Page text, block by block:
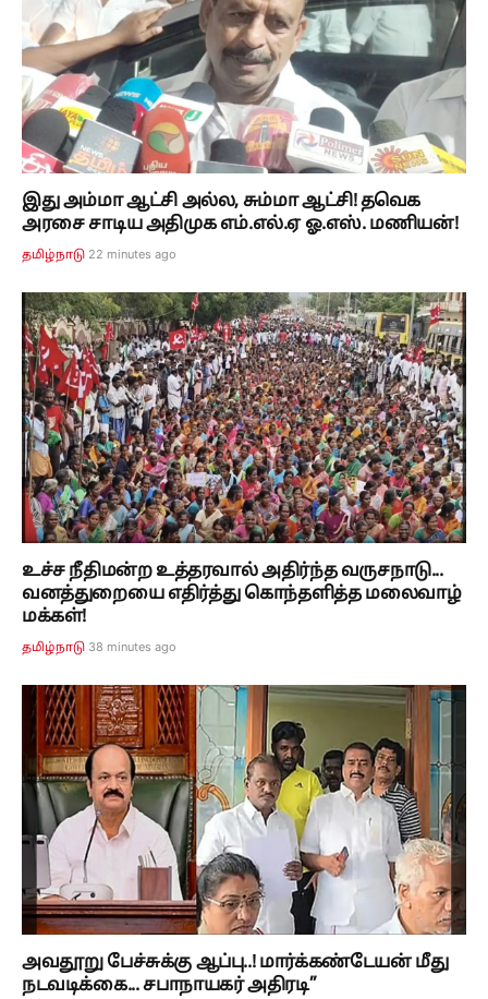
இது அம்மா ஆட்சி அல்ல, சும்மா ஆட்சி! தவெக
அரசை சாடிய அதிமுக எம்.எல்.ஏ ஓ.எஸ். மணியன்!
தமிழ்நாடு 22 minutes ago
உச்ச நீதிமன்ற உத்தரவால் அதிர்ந்த வருசநாடு...
வனத்துறையை எதிர்த்து கொந்தளித்த மலைவாழ்
மக்கள்!
தமிழ்நாடு 38 minutes ago
அவதூறு பேச்சுக்கு ஆப்பு..! மார்க்கண்டேயன் மீது
நடவடிக்கை... சபாநாயகர் அதிரடி”